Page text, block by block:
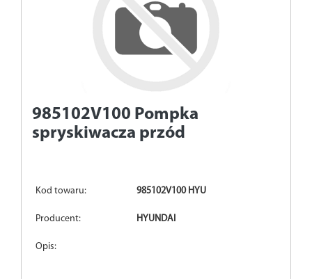
985102V100 Pompka
spryskiwacza przód
Kod towaru: 985102V100 HYU
Producent: HYUNDAI
Opis: